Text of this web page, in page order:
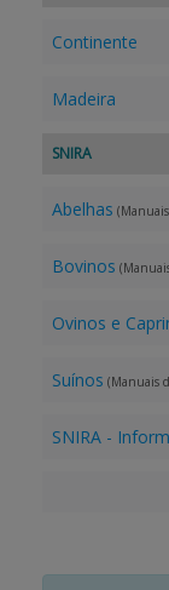
Continente
Madeira
SNIRA
Abelhas
Bovinos
Ovinos e
Suínos (Manuais
SNIRA -